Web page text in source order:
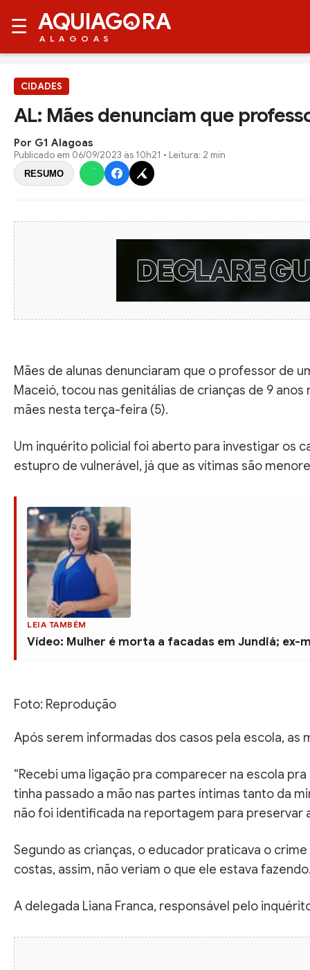
☰ AQUIAG RA
ALAGOAS
CIDADES
AL: Mães denunciam que
Por G1 Alagoas
Publicado em 06/09/2023 às 10h21 • Leitura: 2 min
RESUMO
Mães de alunas denunciaram que o professor de
Maceió, tocou nas genitálias de crianças de 9
mães nesta terça-feira (5).
Um inquérito policial foi aberto para investigar os
estupro de vulnerável, já que as vítimas são
LEIA TAMBÉM
Vídeo: Mulher é morta a facadas em Jundiá;
Foto: Reprodução
Após serem informadas dos casos pela escola, as
“Recebi uma ligação pra comparecer na escola
tinha passado a mão nas partes íntimas tanto da
não foi identificada na reportagem para preservar
Segundo as crianças, o educador praticava o
costas, assim, não veriam o que ele estava
A delegada Liana Franca, responsável pelo